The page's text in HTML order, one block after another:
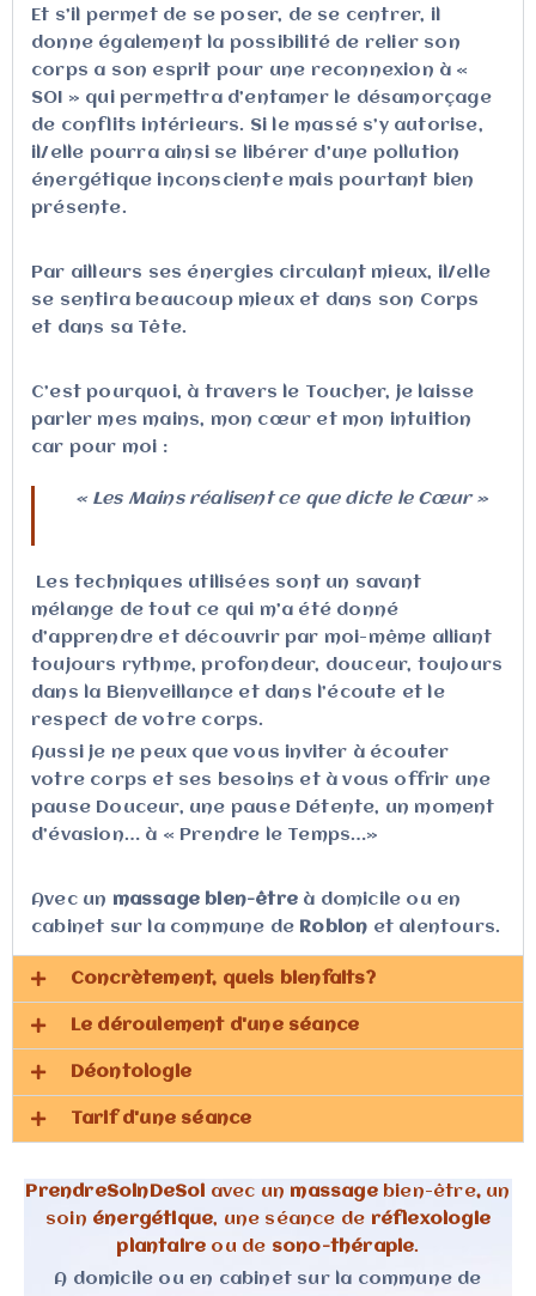
Et s’il permet de se poser, de se centrer, il
donne également la possibilité de relier son
corps a son esprit pour une reconnexion à «
SOI » qui permettra d’entamer le désamorçage
de conflits intérieurs. Si le massé s’y autorise,
il/elle pourra ainsi se libérer d’une pollution
énergétique inconsciente mais pourtant bien
présente.
Par ailleurs ses énergies circulant mieux, il/elle
se sentira beaucoup mieux et dans son Corps
et dans sa Tête.
C’est pourquoi, à travers le Toucher, je laisse
parler mes mains, mon cœur et mon intuition
car pour moi :
« Les Mains réalisent ce que dicte le Cœur »
Les techniques utilisées sont un savant
mélange de tout ce qui m’a été donné
d’apprendre et découvrir par moi-même alliant
toujours rythme, profondeur, douceur, toujours
dans la Bienveillance et dans l’écoute et le
respect de votre corps.
Aussi je ne peux que vous inviter à écouter
votre corps et ses besoins et à vous offrir une
pause Douceur, une pause Détente, un moment
d’évasion… à « Prendre le Temps…»
Avec un massage bien-être à domicile ou en
cabinet sur la commune de Robion et alentours.
Concrètement, quels bienfaits?​
Le déroulement d'une séance​
Déontologie​
Tarif d'une séance​
PrendreSoinDeSoi avec un massage bien-être, un
soin énergétique, une séance de réflexologie
plantaire ou de sono-thérapie.
A domicile ou en cabinet sur la commune de